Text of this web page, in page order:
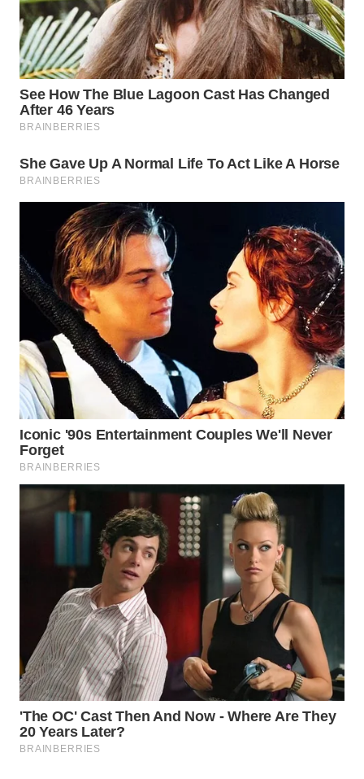
Wahana
Network
KONSUMEN
LISTRIK
KELISTRIKAN
MAWAKA
ID
MARTABAT
NET
PLN
WATCH
MKLI
LPKKI
KOPEKLIN
PORTAL
KONSUMEN
FORWAMKI
ALPERKLINAS